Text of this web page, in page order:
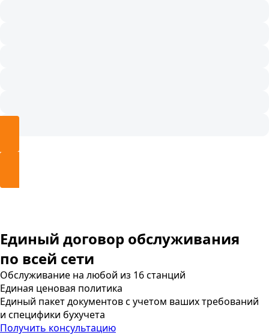
Единый договор обслуживания
по всей сети
Обслуживание на любой из 16 станций
Единая ценовая политика
Единый пакет документов с учетом ваших требований
и специфики бухучета
Получить консультацию